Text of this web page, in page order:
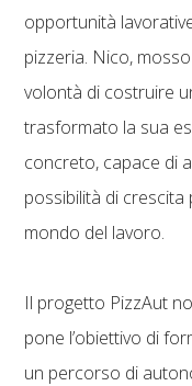
opportunità
pizzeria. Nico,
volontà di costruire
trasformato la sua
concreto, capace di
possibilità di crescita
mondo del lavoro.
Il progetto PizzAut
pone l’obiettivo di
un percorso di